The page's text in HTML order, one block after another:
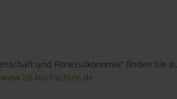
und Fitnessökonomie“ finden Sie
www.ist-hochschule.de